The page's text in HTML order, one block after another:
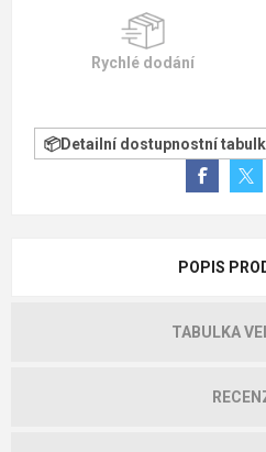
Rychlé dodání
Detailní dostupnostní
POPIS
TABULKA